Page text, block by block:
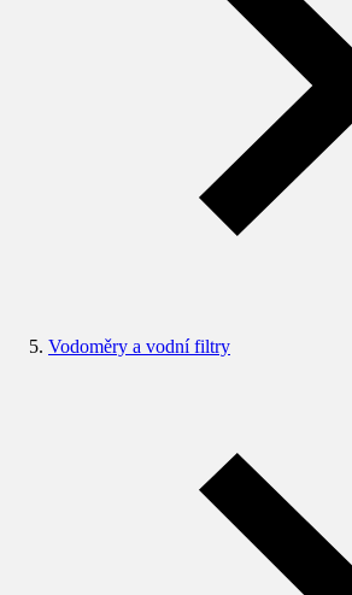
Vodoměry a vodní filtry